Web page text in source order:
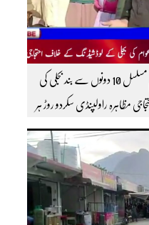
سکردو بگاردو ،قمراہ، شکور آباد بگاردو کےعوام مسلسل 10 دونوں سے بند بجلی کی
مظاہرہ راولپنڈی سکردو روڑ ہر
لیے ہمارے یوٹیوب چینل کو